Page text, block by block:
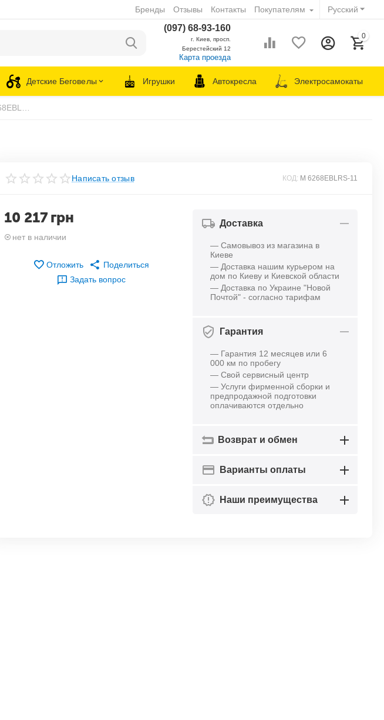
Русский
Бренды Отзывы Контакты Покупателям
(097) 68-93-160
г. Киев, просп.
Берестейский 12
Карта проезда
0
Детские Беговелы Игрушки Автокресла Электросамокаты
Написать отзыв КОД: M 6268EBLRS-11
10 217 грн
нет в наличии
Отложить
Поделиться
Задать вопрос
Доставка
— Самовывоз из магазина в
Киеве
— Доставка нашим курьером на
дом по Киеву и Киевской области
— Доставка по Украине "Новой
Почтой" - согласно тарифам
Гарантия
— Гарантия 12 месяцев или 6
000 км по пробегу
— Свой сервисный центр
— Услуги фирменной сборки и
предпродажной подготовки
оплачиваются отдельно
Возврат и обмен
Варианты оплаты
Наши преимущества